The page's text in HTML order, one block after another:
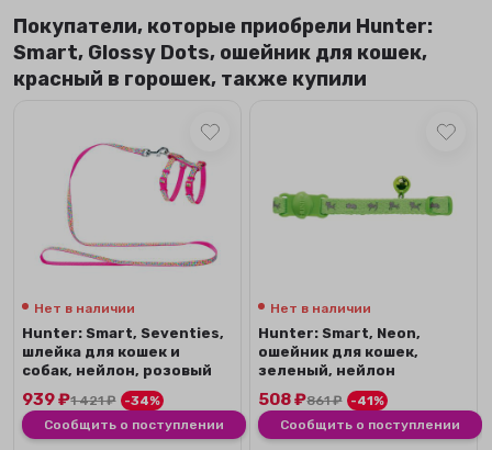
Покупатели, которые приобрели Hunter:
Smart, Glossy Dots, ошейник для кошек,
красный в горошек, также купили
Нет в наличии
Hunter: Smart, Seventies,
шлейка для кошек и
собак, нейлон, розовый
939₽1 421₽
-34%
Сообщить о поступлении
Нет в наличии
Hunter: Smart, Neon,
ошейник для кошек,
зеленый, нейлон
508₽861₽
-41%
Сообщить о поступлении